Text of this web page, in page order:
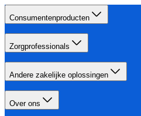
Consumentenproducten
Zorgprofessionals
Andere zakelijke oplossingen
Over ons